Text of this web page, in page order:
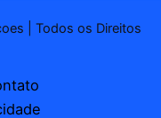
| Todos os Direitos